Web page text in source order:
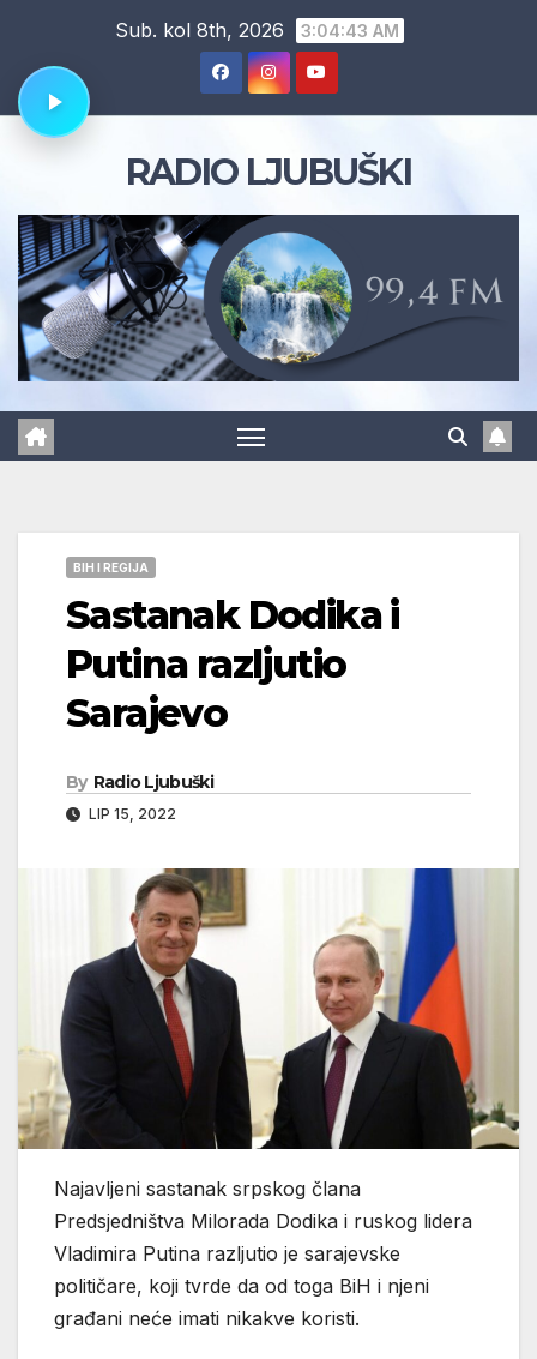
content
Sub. kol 8th, 2026 3:04:44 AM
RADIO LJUBUŠKI
BIH I REGIJA
Sastanak Dodika i
Putina razljutio
Sarajevo
By Radio Ljubuški
LIP 15, 2022
Najavljeni sastanak srpskog člana
Predsjedništva Milorada Dodika i ruskog lidera
Vladimira Putina razljutio je sarajevske
političare, koji tvrde da od toga BiH i njeni
građani neće imati nikakve koristi.